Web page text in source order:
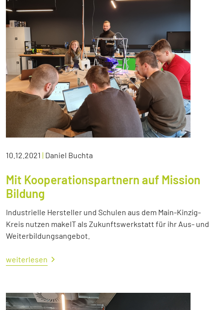
10.12.2021 | Daniel Buchta
Mit Kooperationspartnern auf Mission
Bildung
Industrielle Hersteller und Schulen aus dem Main-Kinzig-
Kreis nutzen makeIT als Zukunftswerkstatt für ihr Aus- und
Weiterbildungsangebot.
weiterlesen